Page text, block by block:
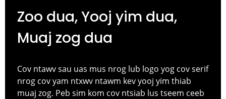
Zoo dua, Yooj yim dua,
Muaj zog dua
Cov ntawv sau uas mus nrog lub logo yog cov serif
nrog cov yam ntxwv ntawm kev yooj yim thiab
muaj zog. Peb sim kom cov ntsiab lus tseem ceeb